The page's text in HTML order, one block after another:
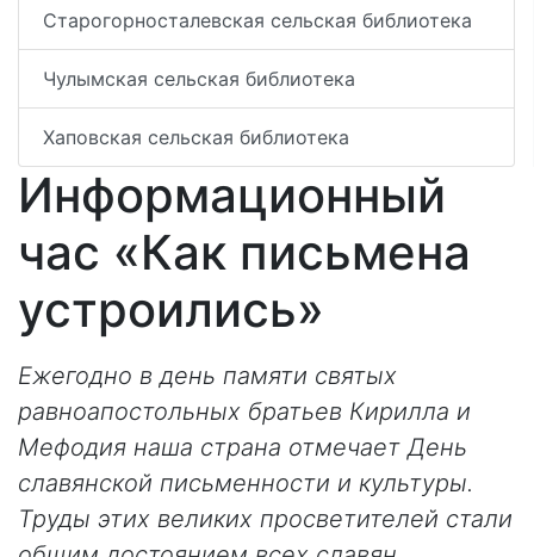
Старогорносталевская сельская библиотека
Чулымская сельская библиотека
Хаповская сельская библиотека
Информационный
час «Как письмена
устроились»
Ежегодно в день памяти святых
равноапостольных братьев Кирилла и
Мефодия наша страна отмечает День
славянской письменности и культуры.
Труды этих великих просветителей стали